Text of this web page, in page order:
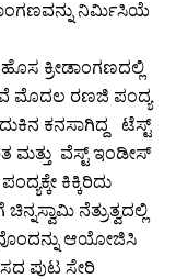
ನಿರ್ಮಿಸಿಯೆ
ಕ್ರೀಡಾಂಗಣದಲ್ಲಿ
ಮೊದಲ ರಣಜಿ ಪಂದ್ಯ
ಕನಸಾಗಿದ್ದ ಟೆಸ್ಟ್
ಮತ್ತು ವೆಸ್ಟ್ ಇಂಡೀಸ್
ಕಿಕ್ಕಿರಿದು
ನೆತ್ರುತ್ವದಲ್ಲಿ
ಆಯೋಜಿಸಿ
ಪುಟ ಸೇರಿ